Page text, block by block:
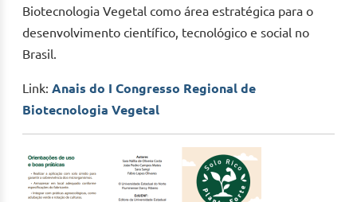
Biotecnologia Vegetal como área estratégica para o
desenvolvimento científico, tecnológico e social no
Brasil.
Link: Anais do I Congresso Regional de
Biotecnologia Vegetal